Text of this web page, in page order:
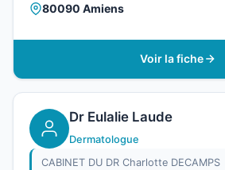
80090 Amiens
Voir la fiche
Dr Eulalie Laude
Dermatologue
CABINET DU DR Charlotte DECAMPS